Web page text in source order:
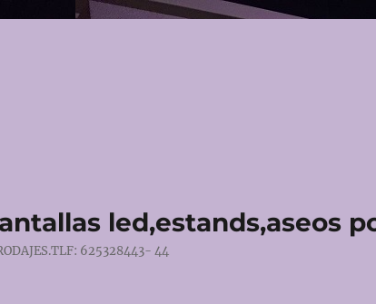
led,estands,aseos
625328443- 44